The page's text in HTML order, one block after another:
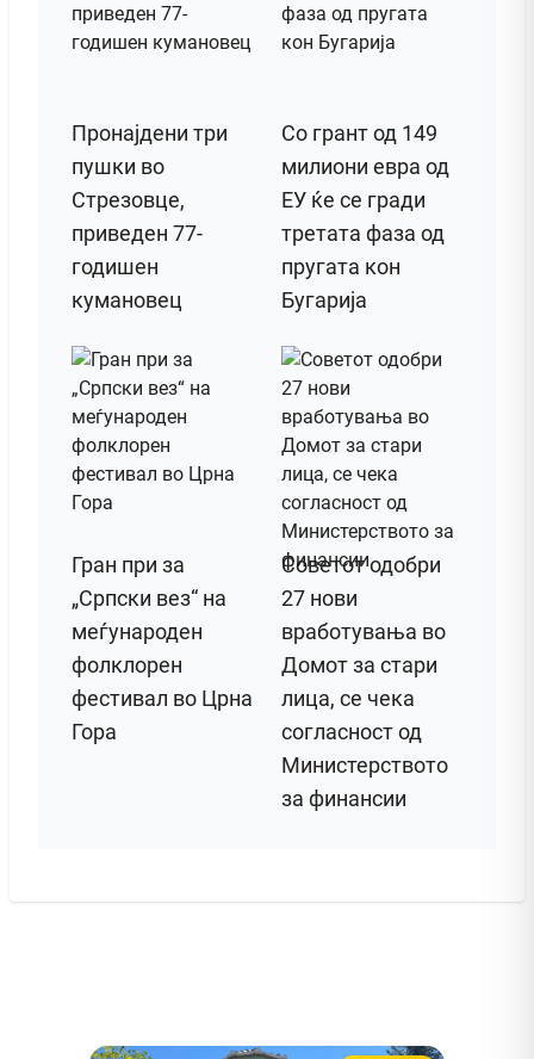
Пронајдени три
пушки во
Стрезовце,
приведен 77-
годишен
кумановец
Со грант од 149
милиони евра од
ЕУ ќе се гради
третата фаза од
пругата кон
Бугарија
Гран при за
„Српски вез“ на
меѓународен
фолклорен
фестивал во Црна
Гора
Советот одобри
27 нови
вработувања во
Домот за стари
лица, се чека
согласност од
Министерството
за финансии